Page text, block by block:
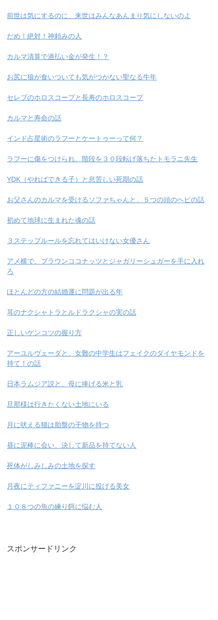
前世は気にするのに、来世はみんなあんまり気にしないのよ
だめ！絶対！神頼みの人
カルマ清算で過払い金が発生！？
お尻に狼が食いついても気がつかない聖なる牛年
セレブのホロスコープと長寿のホロスコープ
カルマと寿命の話
インド占星術のラフーとケートゥーって何？
ラフーに傷をつけられ、階段を３０段転げ落ちたトモラニ先生
YDK（やればできる子）と息苦しい死期の話
お父さんのカルマを受けるソファちゃんと、５つの頭のヘビの話
初めて地球に生まれた魂の話
３ステップルールを忘れてはいけない女優さん
アメ横で、ブラウンココナッツとジャガリーシュガーを手に入れ
ろ
ほとんどの方の結婚運に問題が出る年
耳のナクシャトラとルドラクシャの実の話
正しいゲンコツの握り方
アーユルヴェーダと、女難の中学生はフェイクのダイヤモンドを
持て！の話
日本ラムジア説と、母に捧げる米と乳
旦那様は行きたくない土地にいる
月に吠える猫は胎盤の干物を持つ
昼に泥棒に会い、決して新品を持てない人
死体がしみしみの土地を探す
月夜にティファニーを淀川に投げる美女
１０８つの魚の練り餌に悩む人
スポンサードリンク